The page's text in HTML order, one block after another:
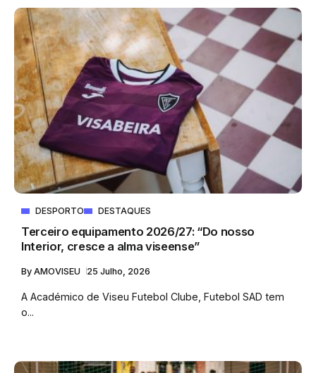
DESPORTO DESTAQUES
Terceiro equipamento 2026/27: “Do nosso
Interior, cresce a alma viseense”
By AMOVISEU 25 Julho, 2026
A Académico de Viseu Futebol Clube, Futebol SAD tem
o...